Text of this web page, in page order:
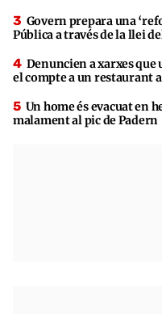
Govern prepara una
Pública a través de la llei
Denuncien a xarxes
el compte a un restaurant
Un home és evacuat en
malament al pic de Padern